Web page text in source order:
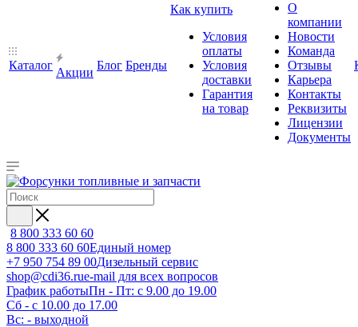
Каталог
Акции
Блог Бренды
Как купить
Условия
оплаты
Условия
доставки
Гарантия
на товар
О
компании
Новости
Команда
Отзывы
Карьера
Контакты
Реквизиты
Лицензии
Документы
8 800 333 60 60
8 800 333 60 60Единый номер
+7 950 754 89 00Дизельный сервис
shop@cdi36.rue-mail для всех вопросов
График работыПн - Пт: с 9.00 до 19.00
Сб - с 10.00 до 17.00
Вс: - выходной